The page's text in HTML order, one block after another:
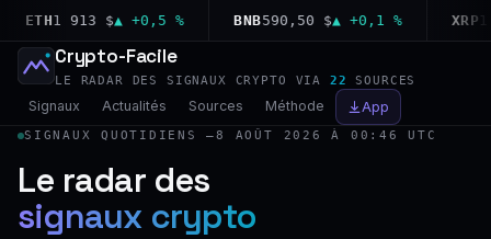
ETH1 913 $▲ +0,5 % BNB590,50 $▲ +0,1 % XRP
Crypto-Facile
LE RADAR DES SIGNAUX CRYPTO VIA 22 SOURCES
Signaux Actualités Sources Méthode App
SIGNAUX QUOTIDIENS —8 AOÛT 2026 À 00:46 UTC
Le radar des
signaux crypto